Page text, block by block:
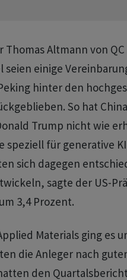
Thomas Altmann von
seien einige
hinter den
So hat
Trump nicht wie
speziell für generative
sich dagegen
sagte der US-
3,4 Prozent.
Materials ging es
die Anleger nach
den